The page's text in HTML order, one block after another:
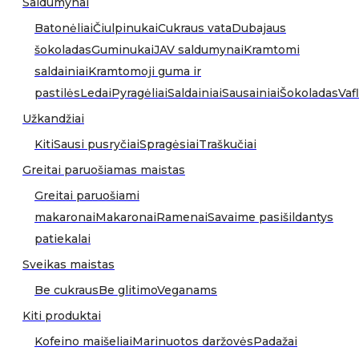
BatonėliaiČiulpinukaiCukraus vataDubajaus
šokoladasGuminukaiJAV saldumynaiKramtomi
saldainiaiKramtomoji guma ir
pastilėsLedaiPyragėliaiSaldainiaiSausainiaiŠokoladas
Užkandžiai
KitiSausi pusryčiaiSpragėsiaiTraškučiai
Greitai paruošiamas maistas
Greitai paruošiami
makaronaiMakaronaiRamenaiSavaime pasišildantys
patiekalai
Sveikas maistas
Be cukrausBe glitimoVeganams
Kiti produktai
Kofeino maišeliaiMarinuotos daržovėsPadažai